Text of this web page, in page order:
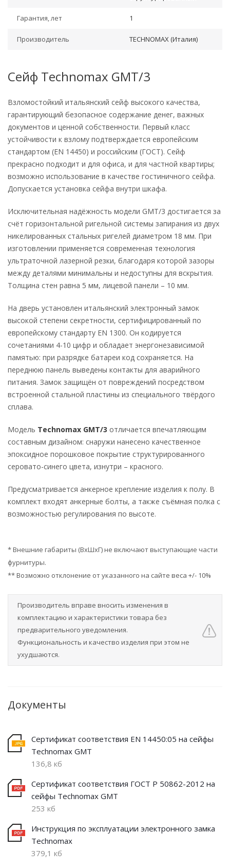
Гарантия, лет 1
Производитель TECHNOMAX (Италия)
Сейф Technomax GMT/3
Взломостойкий итальянский сейф высокого качества,
гарантирующий безопасное содержание денег, важных
документов и ценной собственности. Первый класс
устойчивости к взлому подтверждается европейским
стандартом (EN 14450) и российским (ГОСТ). Сейф
прекрасно подходит и для офиса, и для частной квартиры;
возможно использование в качестве гостиничного сейфа.
Допускается установка сейфа внутри шкафа.
Исключительная надёжность модели GMT/3 достигается за
счёт горизонтальной ригельной системы запирания из двух
никелированных стальных ригелей диаметром 18 мм. При
изготовлении применяется современная технология
ультраточной лазерной резки, благодаря которой зазоры
между деталями минимальны и недоступны для вскрытия.
Толщина стен равна 5 мм, лицевой панели – 10 мм.
На дверь установлен итальянский электронный замок
высокой степени секретности, сертифицированный по
европейскому стандарту EN 1300. Он кодируется
сочетаниями 4-10 цифр и обладает энергонезависимой
памятью: при разрядке батареи код сохраняется. На
переднюю панель выведены контакты для аварийного
питания. Замок защищён от повреждений посредством
встроенной стальной пластины из специального твёрдого
сплава.
Модель Technomax GMT/3 отличается впечатляющим
составным дизайном: снаружи нанесено качественное
эпоксидное порошковое покрытие структурированного
серовато-синего цвета, изнутри – красного.
Предусматривается анкерное крепление изделия к полу. В
комплект входят анкерные болты, а также съёмная полка с
возможностью регулирования по высоте.
* Внешние габариты (ВхШхГ) не включают выступающие части
фурнитуры.
** Возможно отклонение от указанного на сайте веса +/- 10%
Производитель вправе вносить изменения в
комплектацию и характеристики товара без
предварительного уведомления.
Функциональность и качество изделия при этом не
ухудшаются.
Документы
Сертификат соответствия EN 14450:05 на сейфы
Technomax GMT
136,8 кб
Сертификат соответствия ГОСТ Р 50862-2012 на
сейфы Technomax GMT
253 кб
Инструкция по эксплуатации электронного замка
Technomax
379,1 кб